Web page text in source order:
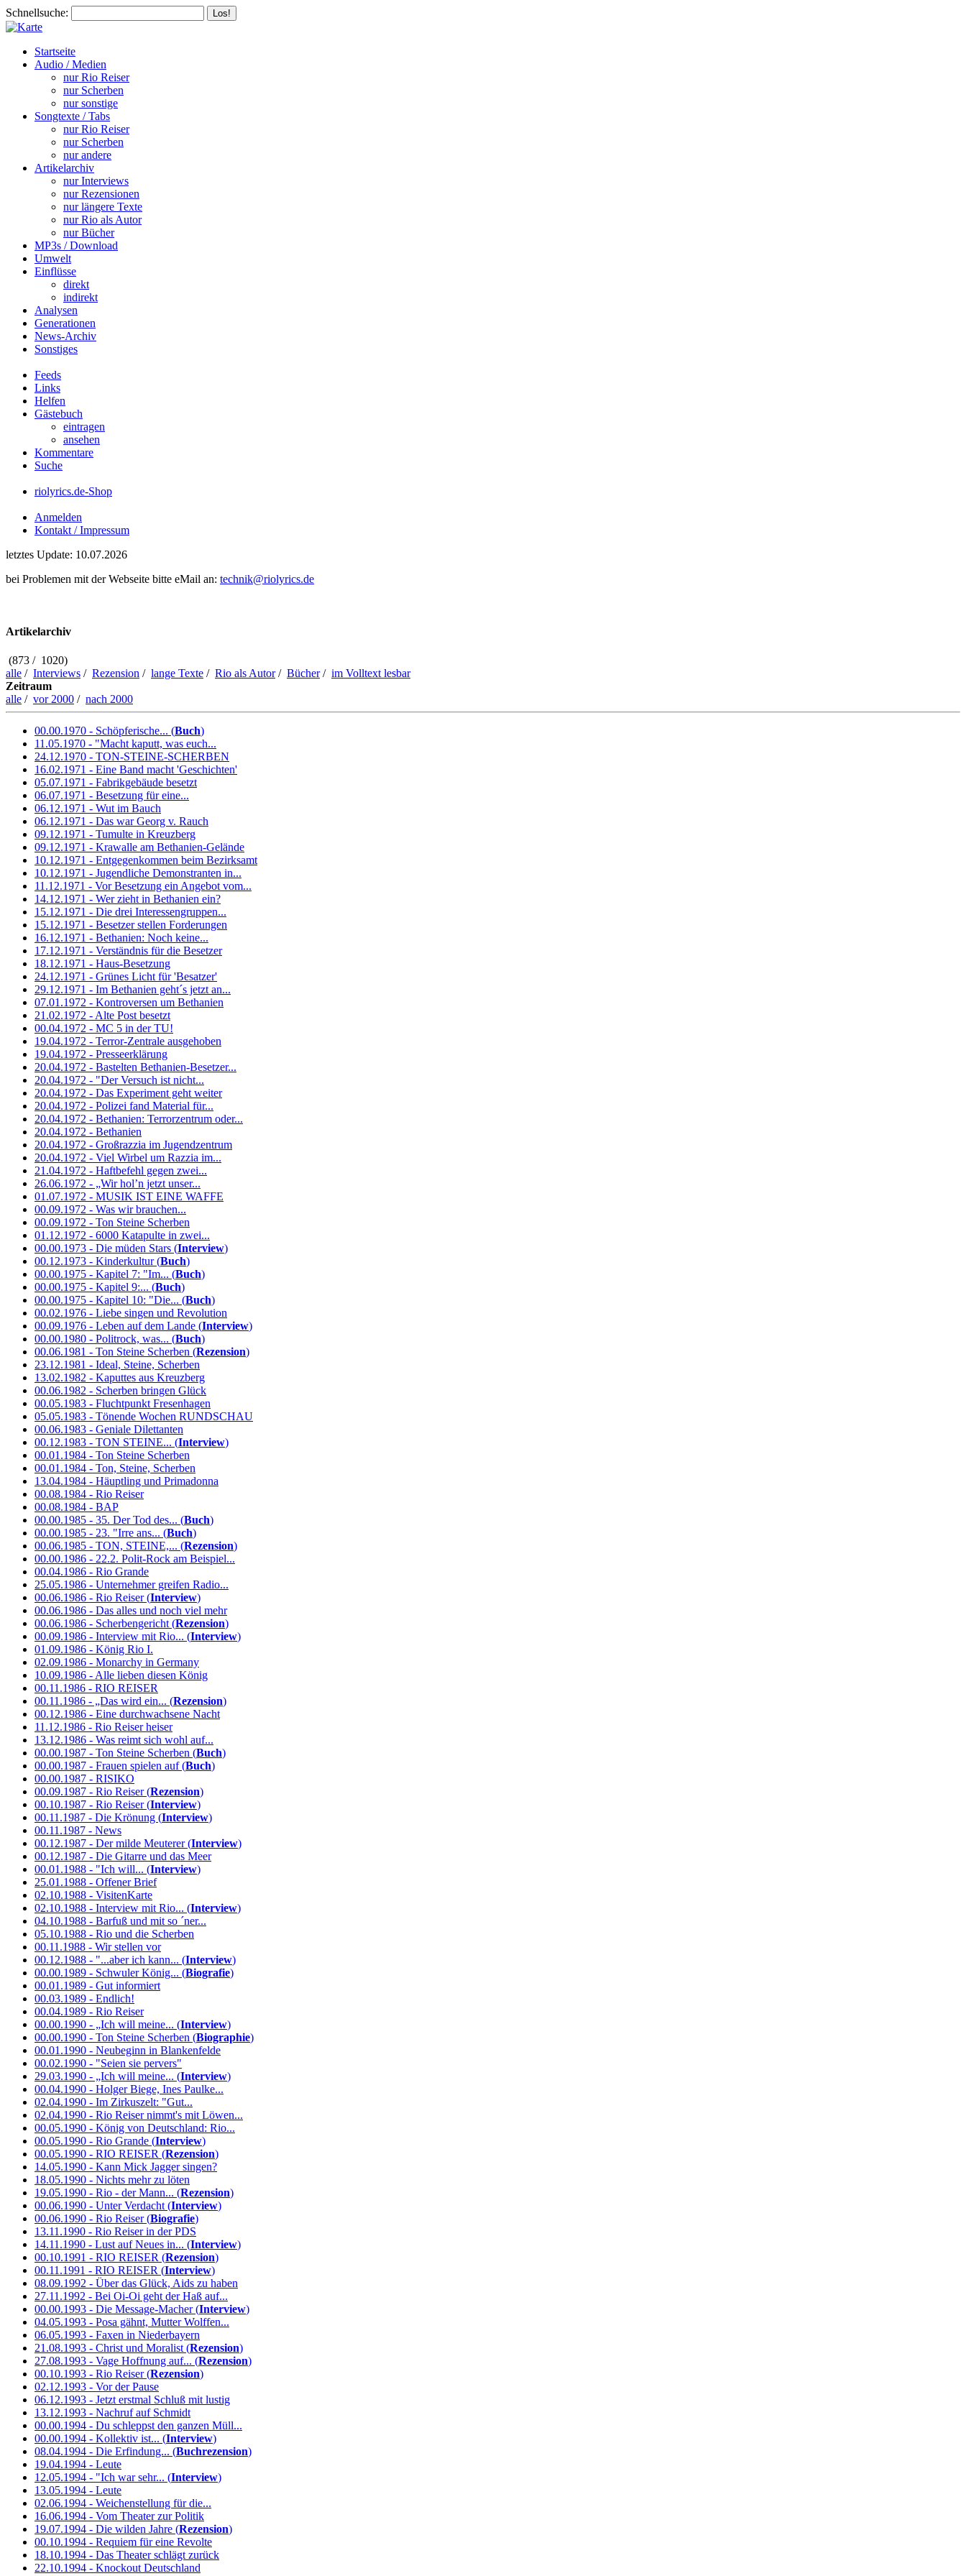
Schnellsuche:
Startseite
Audio / Medien
nur Rio Reiser
nur Scherben
nur sonstige
Songtexte / Tabs
nur Rio Reiser
nur Scherben
nur andere
Artikelarchiv
nur Interviews
nur Rezensionen
nur längere Texte
nur Rio als Autor
nur Bücher
MP3s / Download
Umwelt
Einflüsse
direkt
indirekt
Analysen
Generationen
News-Archiv
Sonstiges
Feeds
Links
Helfen
Gästebuch
eintragen
ansehen
Kommentare
Suche
riolyrics.de-Shop
Anmelden
Kontakt / Impressum
letztes Update: 10.07.2026
bei Problemen mit der Webseite bitte eMail an: technik@riolyrics.de
Artikelarchiv
(873 / 1020)
alle / Interviews / Rezension / lange Texte / Rio als Autor/ Bücher/ im Volltext lesbar
Zeitraum
alle / vor 2000 / nach 2000
00.00.1970 - Schöpferische... (Buch)
11.05.1970 - "Macht kaputt, was euch...
24.12.1970 - TON-STEINE-SCHERBEN
16.02.1971 - Eine Band macht 'Geschichten'
05.07.1971 - Fabrikgebäude besetzt
06.07.1971 - Besetzung für eine...
06.12.1971 - Wut im Bauch
06.12.1971 - Das war Georg v. Rauch
09.12.1971 - Tumulte in Kreuzberg
09.12.1971 - Krawalle am Bethanien-Gelände
10.12.1971 - Entgegenkommen beim Bezirksamt
10.12.1971 - Jugendliche Demonstranten in...
11.12.1971 - Vor Besetzung ein Angebot vom...
14.12.1971 - Wer zieht in Bethanien ein?
15.12.1971 - Die drei Interessengruppen...
15.12.1971 - Besetzer stellen Forderungen
16.12.1971 - Bethanien: Noch keine...
17.12.1971 - Verständnis für die Besetzer
18.12.1971 - Haus-Besetzung
24.12.1971 - Grünes Licht für 'Besatzer'
29.12.1971 - Im Bethanien geht´s jetzt an...
07.01.1972 - Kontroversen um Bethanien
21.02.1972 - Alte Post besetzt
00.04.1972 - MC 5 in der TU!
19.04.1972 - Terror-Zentrale ausgehoben
19.04.1972 - Presseerklärung
20.04.1972 - Bastelten Bethanien-Besetzer...
20.04.1972 - "Der Versuch ist nicht...
20.04.1972 - Das Experiment geht weiter
20.04.1972 - Polizei fand Material für...
20.04.1972 - Bethanien: Terrorzentrum oder...
20.04.1972 - Bethanien
20.04.1972 - Großrazzia im Jugendzentrum
20.04.1972 - Viel Wirbel um Razzia im...
21.04.1972 - Haftbefehl gegen zwei...
26.06.1972 - „Wir hol’n jetzt unser...
01.07.1972 - MUSIK IST EINE WAFFE
00.09.1972 - Was wir brauchen...
00.09.1972 - Ton Steine Scherben
01.12.1972 - 6000 Katapulte in zwei...
00.00.1973 - Die müden Stars (Interview)
00.12.1973 - Kinderkultur (Buch)
00.00.1975 - Kapitel 7: "Im... (Buch)
00.00.1975 - Kapitel 9:... (Buch)
00.00.1975 - Kapitel 10: "Die... (Buch)
00.02.1976 - Liebe singen und Revolution
00.09.1976 - Leben auf dem Lande (Interview)
00.00.1980 - Politrock, was... (Buch)
00.06.1981 - Ton Steine Scherben (Rezension)
23.12.1981 - Ideal, Steine, Scherben
13.02.1982 - Kaputtes aus Kreuzberg
00.06.1982 - Scherben bringen Glück
00.05.1983 - Fluchtpunkt Fresenhagen
05.05.1983 - Tönende Wochen RUNDSCHAU
00.06.1983 - Geniale Dilettanten
00.12.1983 - TON STEINE... (Interview)
00.01.1984 - Ton Steine Scherben
00.01.1984 - Ton, Steine, Scherben
13.04.1984 - Häuptling und Primadonna
00.08.1984 - Rio Reiser
00.08.1984 - BAP
00.00.1985 - 35. Der Tod des... (Buch)
00.00.1985 - 23. "Irre ans... (Buch)
00.06.1985 - TON, STEINE,... (Rezension)
00.00.1986 - 22.2. Polit-Rock am Beispiel...
00.04.1986 - Rio Grande
25.05.1986 - Unternehmer greifen Radio...
00.06.1986 - Rio Reiser (Interview)
00.06.1986 - Das alles und noch viel mehr
00.06.1986 - Scherbengericht (Rezension)
00.09.1986 - Interview mit Rio... (Interview)
01.09.1986 - König Rio I.
02.09.1986 - Monarchy in Germany
10.09.1986 - Alle lieben diesen König
00.11.1986 - RIO REISER
00.11.1986 - „Das wird ein... (Rezension)
00.12.1986 - Eine durchwachsene Nacht
11.12.1986 - Rio Reiser heiser
13.12.1986 - Was reimt sich wohl auf...
00.00.1987 - Ton Steine Scherben (Buch)
00.00.1987 - Frauen spielen auf (Buch)
00.00.1987 - RISIKO
00.09.1987 - Rio Reiser (Rezension)
00.10.1987 - Rio Reiser (Interview)
00.11.1987 - Die Krönung (Interview)
00.11.1987 - News
00.12.1987 - Der milde Meuterer (Interview)
00.12.1987 - Die Gitarre und das Meer
00.01.1988 - "Ich will... (Interview)
25.01.1988 - Offener Brief
02.10.1988 - VisitenKarte
02.10.1988 - Interview mit Rio... (Interview)
04.10.1988 - Barfuß und mit so ´ner...
05.10.1988 - Rio und die Scherben
00.11.1988 - Wir stellen vor
00.12.1988 - "...aber ich kann... (Interview)
00.00.1989 - Schwuler König... (Biografie)
00.01.1989 - Gut informiert
00.03.1989 - Endlich!
00.04.1989 - Rio Reiser
00.00.1990 - „Ich will meine... (Interview)
00.00.1990 - Ton Steine Scherben (Biographie)
00.01.1990 - Neubeginn in Blankenfelde
00.02.1990 - "Seien sie pervers"
29.03.1990 - „Ich will meine... (Interview)
00.04.1990 - Holger Biege, Ines Paulke...
02.04.1990 - Im Zirkuszelt: "Gut...
02.04.1990 - Rio Reiser nimmt's mit Löwen...
00.05.1990 - König von Deutschland: Rio...
00.05.1990 - Rio Grande (Interview)
00.05.1990 - RIO REISER (Rezension)
14.05.1990 - Kann Mick Jagger singen?
18.05.1990 - Nichts mehr zu löten
19.05.1990 - Rio - der Mann... (Rezension)
00.06.1990 - Unter Verdacht (Interview)
00.06.1990 - Rio Reiser (Biografie)
13.11.1990 - Rio Reiser in der PDS
14.11.1990 - Lust auf Neues in... (Interview)
00.10.1991 - RIO REISER (Rezension)
00.11.1991 - RIO REISER (Interview)
08.09.1992 - Über das Glück, Aids zu haben
27.11.1992 - Bei Oi-Oi geht der Haß auf...
00.00.1993 - Die Message-Macher (Interview)
04.05.1993 - Posa gähnt, Mutter Wolffen...
06.05.1993 - Faxen in Niederbayern
21.08.1993 - Christ und Moralist (Rezension)
27.08.1993 - Vage Hoffnung auf... (Rezension)
00.10.1993 - Rio Reiser (Rezension)
02.12.1993 - Vor der Pause
06.12.1993 - Jetzt erstmal Schluß mit lustig
13.12.1993 - Nachruf auf Schmidt
00.00.1994 - Du schleppst den ganzen Müll...
00.00.1994 - Kollektiv ist... (Interview)
08.04.1994 - Die Erfindung... (Buchrezension)
19.04.1994 - Leute
12.05.1994 - "Ich war sehr... (Interview)
13.05.1994 - Leute
02.06.1994 - Weichenstellung für die...
16.06.1994 - Vom Theater zur Politik
19.07.1994 - Die wilden Jahre (Rezension)
00.10.1994 - Requiem für eine Revolte
18.10.1994 - Das Theater schlägt zurück
22.10.1994 - Knockout Deutschland